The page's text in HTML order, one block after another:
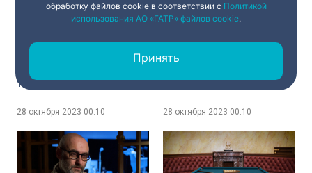
Премьера мюзикла «Три
товарища» Музыкального
театра им. Ф. И. Шаляпина
28 октября 2023 00:10
Детали. Выставка
Традиции народов
этнографическом музее
28 октября 2023 00:10
обработку файлов cookie в соответствии с Политикой
использования АО «ГАТР» файлов cookie.
Принять